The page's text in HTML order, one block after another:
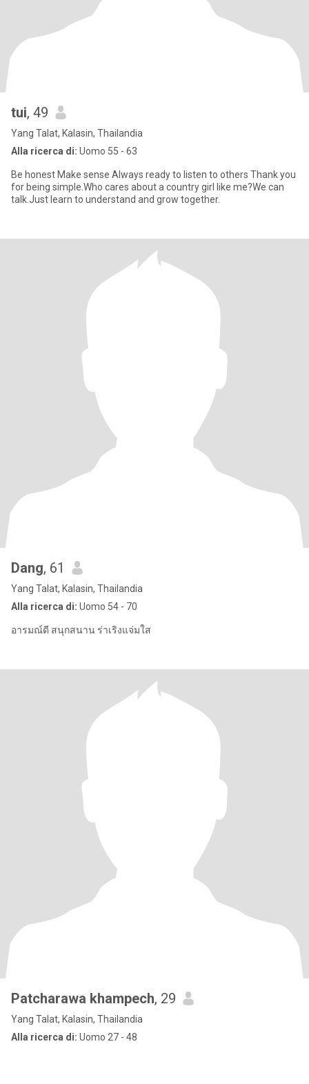
tui, 49
Yang Talat, Kalasin, Thailandia
Alla ricerca di: Uomo 55 - 63
Be honest Make sense Always ready to listen to others Thank you
for being simple.Who cares about a country girl like me?We can
talk.Just learn to understand and grow together.
Dang, 61
Yang Talat, Kalasin, Thailandia
Alla ricerca di: Uomo 54 - 70
อารมณ์ดี สนุกสนาน ร่าเริงแจ่มใส
Patcharawa khampech, 29
Yang Talat, Kalasin, Thailandia
Alla ricerca di: Uomo 27 - 48